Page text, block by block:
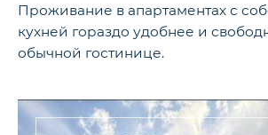
Проживание в апартаментах с
кухней гораздо удобнее и
обычной гостинице.